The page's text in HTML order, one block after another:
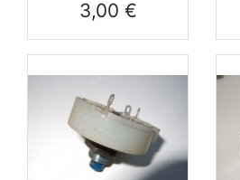
Prix
3,00 €